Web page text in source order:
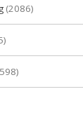
(2086)